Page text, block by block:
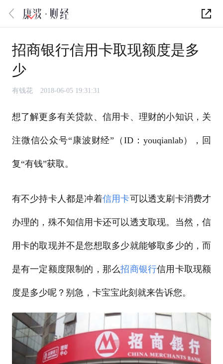
招商银行信用卡取现额度是多
少
有钱花 2018-06-05 19:31:31
想了解更多有关贷款、信用卡、理财的小知识，关
注微信公众号“康波财经”（ID：youqianlab），回
复“有钱”获取。
有不少持卡人都是冲着信用卡可以透支刷卡消费才
办理的，殊不知信用卡还可以透支取现。当然，信
用卡的取现并不是您想取多少就能够取多少的，而
是有一定额度限制的，那么招商银行信用卡取现额
度是多少呢？别急，卡宝宝此刻就来告诉您。